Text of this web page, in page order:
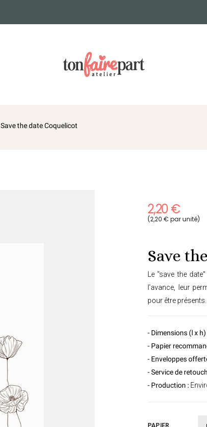
Save the date Coquelicot
2,20 €
(2,20 € par unité)
Save
Le "save the
l'avance, leur
pour être présents.
- Dimensions (l x h)
- Papier
- Enveloppes
- Service de
- Production :
PAPIER